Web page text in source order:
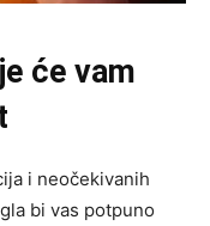
će vam
i neočekivanih
bi vas potpuno